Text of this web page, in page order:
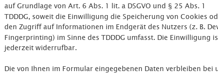
auf Grundlage von Art. 6 Abs. 1 lit. a DSGVO und § 25 Abs. 1
TDDDG, soweit die Einwilligung die Speicherung von Cookies
den Zugriff auf Informationen im Endgerät des Nutzers (z. B.
Fingerprinting) im Sinne des TDDDG umfasst. Die Einwilligung
jederzeit widerrufbar.
Die von Ihnen im Formular eingegebenen Daten verbleiben bei